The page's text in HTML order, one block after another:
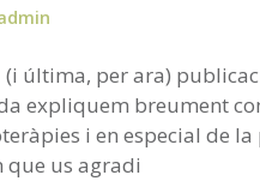
última, per ara)
expliquem breument
i en especial de
que us agradi